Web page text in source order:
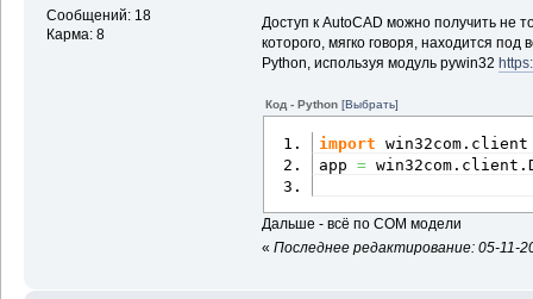
Сообщений: 18
Карма: 8
Доступ к AutoCAD можно получить не
которого, мягко говоря, находится
Python, используя модуль pywin32
Код - Python [Выбрать]
import win32com. client
app = win32com. client .
Дальше - всё по COM модели
« Последнее редактирование: 05-11-